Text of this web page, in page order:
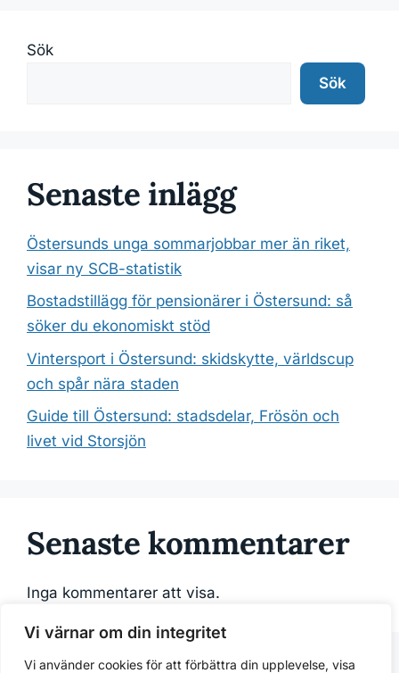
Vi värnar om din integritet
Vi använder cookies för att förbättra din upplevelse, visa
Sök
Sök
Senaste inlägg
Östersunds unga sommarjobbar mer än riket,
visar ny SCB-statistik
Bostadstillägg för pensionärer i Östersund: så
söker du ekonomiskt stöd
Vintersport i Östersund: skidskytte, världscup
och spår nära staden
Guide till Östersund: stadsdelar, Frösön och
livet vid Storsjön
Senaste kommentarer
Inga kommentarer att visa.